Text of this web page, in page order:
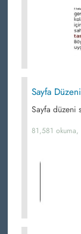
Sayfa
Sayfa düzeni
81,581 okuma,